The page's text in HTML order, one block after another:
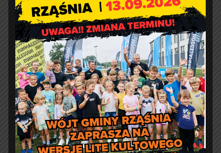
tel. 44 631-71-22 (biuro podawcze)
Godziny otwarcia Urzędu:
pon.: 9:00 – 17:00
wt. – pt.: 7:30 – 15:30
Jakość powietrza